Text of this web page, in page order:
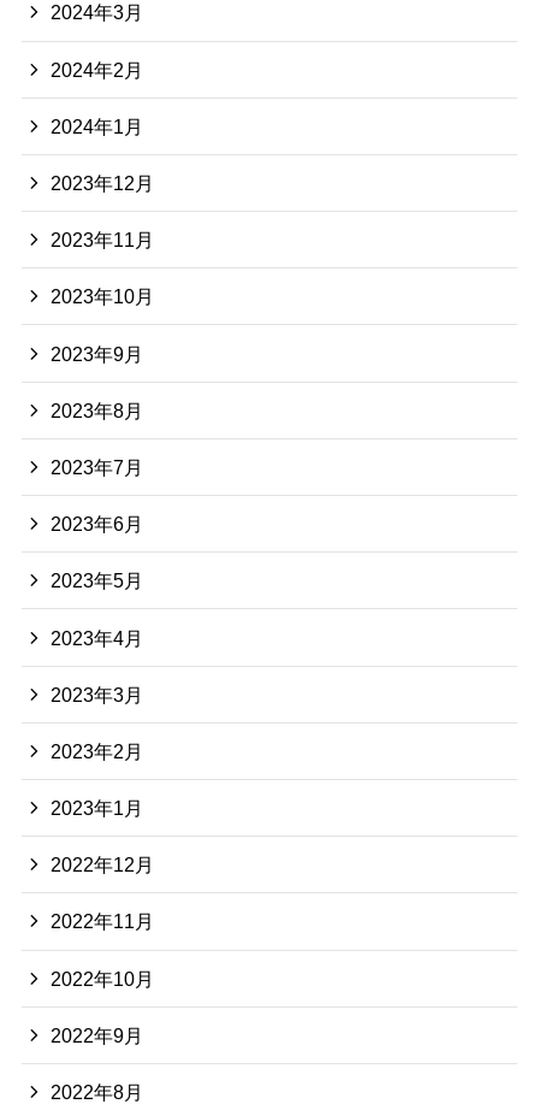
2024年3月
2024年2月
2024年1月
2023年12月
2023年11月
2023年10月
2023年9月
2023年8月
2023年7月
2023年6月
2023年5月
2023年4月
2023年3月
2023年2月
2023年1月
2022年12月
2022年11月
2022年10月
2022年9月
2022年8月